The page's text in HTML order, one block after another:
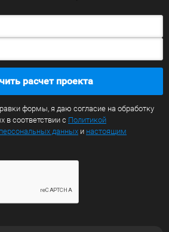
расчет проекта
формы, я даю согласие на обработку
в соответствии с Политикой
данных и настоящим